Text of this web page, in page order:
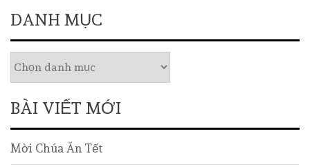
DANH MỤC
BÀI VIẾT MỚI
Mời Chúa Ăn Tết